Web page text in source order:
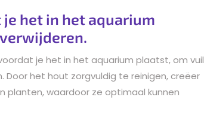
het in het aquarium
je het in het aquarium plaatst, om vuil
het hout zorgvuldig te reinigen, creëer
planten, waardoor ze optimaal kunnen